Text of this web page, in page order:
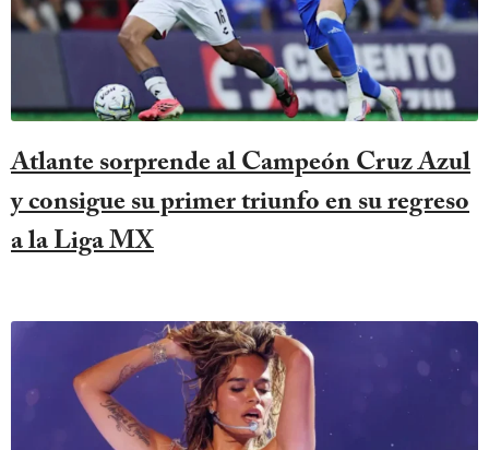
Atlante sorprende al Campeón Cruz Azul
y consigue su primer triunfo en su regreso
a la Liga MX